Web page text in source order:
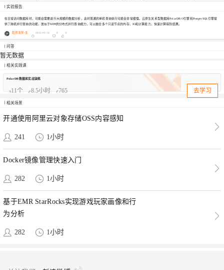
实验报告
在日常访问数据库时，可能会需要进行大规模的数据分析，此时普通的单机查询执行可能会非常缓慢。云原生关系型数据库PolarDB O引擎和PostgreSQL引擎提
供了跨机并行查询的功能，类似于MPP的分布式并行查询能力，可以融合多个只读节点的内存、IO和计算能力，快速计算得到结果。
陌然浅笑-支 2022-03-14 0 0
问答
暂无数据
相关实践课
PolarDB数据库实战演练
11个 8.5小时 765 去学习
相关场景
开通使用阿里云对象存储OSS内容感知
241 1小时
Docker镜像管理快速入门
282 1小时
基于EMR StarRocks实现游戏玩家画像和行
为分析
282 1小时